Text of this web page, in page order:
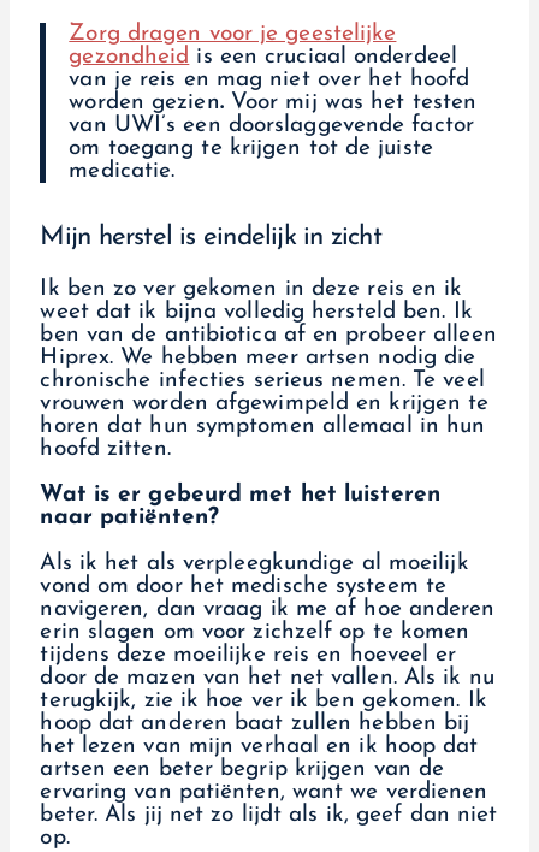
Zorg dragen voor je geestelijke
gezondheid is een cruciaal onderdeel
van je reis en mag niet over het hoofd
worden gezien. Voor mij was het testen
van UWI’s een doorslaggevende factor
om toegang te krijgen tot de juiste
medicatie.
Mijn herstel is eindelijk in zicht
Ik ben zo ver gekomen in deze reis en ik
weet dat ik bijna volledig hersteld ben. Ik
ben van de antibiotica af en probeer alleen
Hiprex. We hebben meer artsen nodig die
chronische infecties serieus nemen. Te veel
vrouwen worden afgewimpeld en krijgen te
horen dat hun symptomen allemaal in hun
hoofd zitten.
Wat is er gebeurd met het luisteren
naar patiënten?
Als ik het als verpleegkundige al moeilijk
vond om door het medische systeem te
navigeren, dan vraag ik me af hoe anderen
erin slagen om voor zichzelf op te komen
tijdens deze moeilijke reis en hoeveel er
door de mazen van het net vallen. Als ik nu
terugkijk, zie ik hoe ver ik ben gekomen. Ik
hoop dat anderen baat zullen hebben bij
het lezen van mijn verhaal en ik hoop dat
artsen een beter begrip krijgen van de
ervaring van patiënten, want we verdienen
beter. Als jij net zo lijdt als ik, geef dan niet
op.